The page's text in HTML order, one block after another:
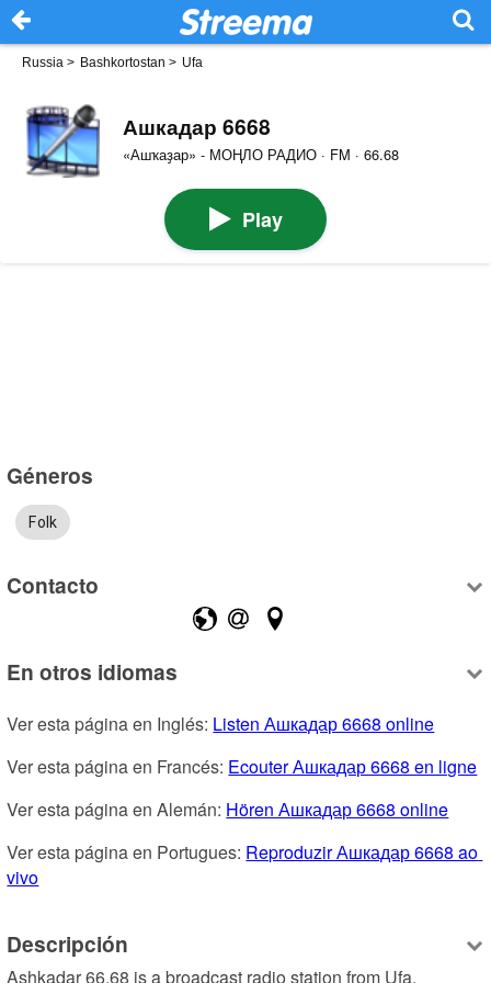
Russia > Bashkortostan > Ufa
Ашкадар 6668
«Ашҡаҙар» - МОҢЛО РАДИО · FM · 66.68
Play
Géneros
Folk
Contacto
En otros idiomas
Ver esta página en Inglés: Listen Ашкадар 6668 online
Ver esta página en Francés: Ecouter Ашкадар 6668 en ligne
Ver esta página en Alemán: Hören Ашкадар 6668 online
Ver esta página en Portugues: Reproduzir Ашкадар 6668 ao
vivo
Descripción
Ashkadar 66.68 is a broadcast radio station from Ufa,